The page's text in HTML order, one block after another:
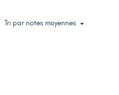
Tri par notes moyennes